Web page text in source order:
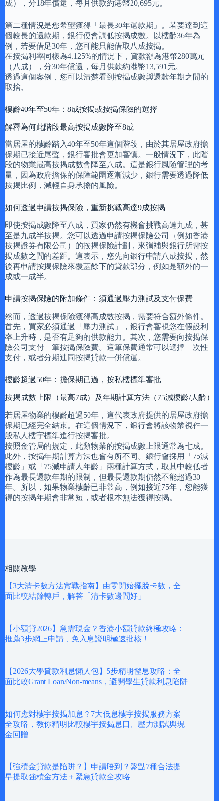
成），分18年償還，每月供款約港幣20,695元。
第二種情況是您希望獲得「最長30年還款期」。若要達到這
個較長的還款期，銀行便會調低按揭成數。以樓齡36年為
例，若要借足30年，您可能只能借取八成按揭。
在按揭利率同樣為4.125%的情況下，貸款額為港幣280萬元
（八成），分30年償還，每月供款約港幣13,591元。
透過這個案例，您可以清楚看到按揭成數與還款年期之間的
取捨。
樓齡40年至50年：8成按揭或按揭保險的選擇
解釋為何此階段最高按揭成數降至8成
當居屋的樓齡踏入40年至50年這個階段，由於其居屋政府擔
保期已接近尾聲，銀行審批會更加審慎。一般情況下，此階
段的物業最高按揭成數會降至八成。這是銀行風險管理的考
量，因為政府擔保的保障範圍逐漸減少，銀行需要透過降低
按揭比例，減輕自身承擔的風險。
如何透過申請按揭保險，重新挑戰高達9成按揭
即使按揭成數降至八成，買家仍然有機會挑戰高達九成，甚
至是九成半按揭。您可以透過申請按揭保險公司（例如香港
按揭證券有限公司）的按揭保險計劃，來彌補與銀行所需按
揭成數之間的差距。這表示，您先向銀行申請八成按揭，然
後再申請按揭保險來覆蓋餘下的貸款部分，例如是額外的一
成或一成半。
申請按揭保險的附加條件：須通過壓力測試及支付保費
然而，透過按揭保險獲得高成數按揭，需要符合額外條件。
首先，買家必須通過「壓力測試」，銀行會審視您在假設利
率上升時，是否有足夠的供款能力。其次，您需要向按揭保
險公司支付一筆按揭保險費。這筆保費通常可以選擇一次性
支付，或者分期連同按揭貸款一併償還。
樓齡超過50年：擔保期已過，按私樓標準審批
按揭成數上限（最高7成）及年期計算方法（75減樓齡/人齡）
若居屋物業的樓齡超過50年，這代表政府提供的居屋政府擔
保期已經完全結束。在這個情況下，銀行會將該物業視作一
般私人樓宇標準進行按揭審批。
按照金管局的規定，此類物業的按揭成數上限通常為七成。
此外，按揭年期計算方法也會有所不同。銀行會採用「75減
樓齡」或「75減申請人年齡」兩種計算方式，取其中較低者
作為最長還款年期的限制，但最長還款期仍然不能超過30
年。所以，如果物業樓齡已非常高，例如接近75年，您能獲
得的按揭年期會非常短，或者根本無法獲得按揭。
相關教學
【3大清卡數方法實戰指南】由零開始擺脫卡數，全
面比較結餘轉戶，解答「清卡數邊間好」
【小額貸2026】急需現金？香港小額貸款終極攻略：
推薦3步網上申請，免入息證明極速批核！
【2026大學貸款利息懶人包】5步精明慳息攻略：全
面比較Grant Loan/Non-means，避開學生貸款利息陷阱
如何應對樓宇按揭加息？7大低息樓宇按揭服務方案
全攻略，教你精明比較樓宇按揭息口、壓力測試與現
金回贈
【強積金貸款是陷阱？】申請唔到？盤點7種合法提
早提取強積金方法＋緊急貸款全攻略